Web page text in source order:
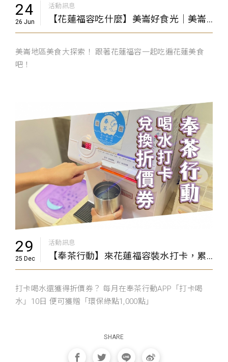
24
26 Jun
活動訊息
【花蓮福容吃什麼】美崙好食光｜美崙地區美食大探索！
美崙地區美食大探索！ 跟著花蓮福容一起吃遍花蓮美食
吧！
29
25 Dec
活動訊息
【奉茶行動】來花蓮福容裝水打卡，累點還能兌換折價券
打卡喝水還獲得折價券？ 每月在奉茶行動APP「打卡喝
水」10日 便可獲贈「環保綠點1,000點」
SHARE